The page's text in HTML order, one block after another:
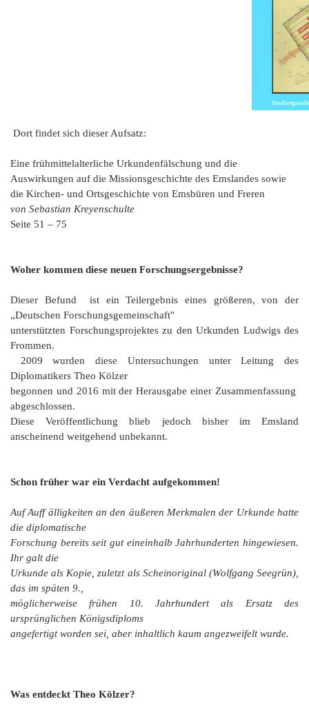
Dort findet sich dieser Aufsatz:
Eine frühmittelalterliche Urkundenfälschung und die
Auswirkungen auf die Missionsgeschichte des Emslandes sowie
die Kirchen- und Ortsgeschichte von Emsbüren und Freren
von Sebastian Kreyenschulte
Seite 51 – 75
Woher kommen diese neuen Forschungsergebnisse?
Dieser Befund ist ein Teilergebnis eines größeren, von der
„Deutschen Forschungsgemeinschaft"
unterstützten Forschungsprojektes zu den Urkunden Ludwigs des
Frommen.
2009 wurden diese Untersuchungen unter Leitung des
Diplomatikers Theo Kölzer
begonnen und 2016 mit der Herausgabe einer Zusammenfassung
abgeschlossen.
Diese Veröffentlichung blieb jedoch bisher im Emsland
anscheinend weitgehend unbekannt.
Schon früher war ein Verdacht aufgekommen!
Auf Auff älligkeiten an den äußeren Merkmalen der Urkunde hatte
die diplomatische
Forschung bereits seit gut eineinhalb Jahrhunderten hingewiesen.
Ihr galt die
Urkunde als Kopie, zuletzt als Scheinoriginal (Wolfgang Seegrün),
das im späten 9.,
möglicherweise frühen 10. Jahrhundert als Ersatz des
ursprünglichen Königsdiploms
angefertigt worden sei, aber inhaltlich kaum angezweifelt wurde.
Was entdeckt Theo Kölzer?